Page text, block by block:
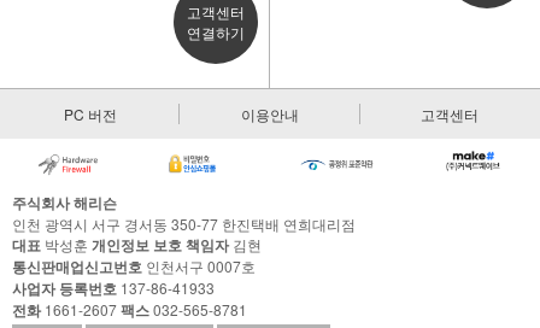
고객센터
연결하기
PC 버전 이용안내 고객센터
주식회사 해리슨
인천 광역시 서구 경서동 350-77 한진택배 연희대리점
대표 박성훈 개인정보 보호 책임자김현
통신판매업신고번호 인천서구 0007호
사업자 등록번호 137-86-41933
전화1661-2607팩스032-565-8781